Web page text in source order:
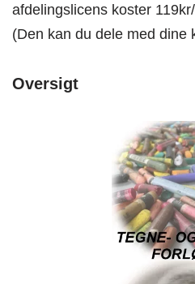
afdelingslicens koster
(Den kan du dele med dine
Oversigt